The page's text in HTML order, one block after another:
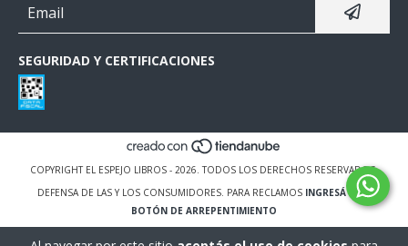
SEGURIDAD Y CERTIFICACIONES
COPYRIGHT EL ESPEJO LIBROS - 2026. TODOS LOS DERECHOS RESERVADOS.
DEFENSA DE LAS Y LOS CONSUMIDORES. PARA RECLAMOS INGRESÁ ACÁ.
BOTÓN DE ARREPENTIMIENTO